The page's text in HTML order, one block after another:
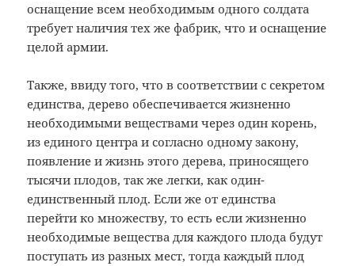
оснащение всем необходимым одного солдата
требует наличия тех же фабрик, что и оснащение
целой армии.
Также, ввиду того, что в соответствии с секретом
единства, дерево обеспечивается жизненно
необходимыми веществами через один корень,
из единого центра и согласно одному закону,
появление и жизнь этого дерева, приносящего
тысячи плодов, так же легки, как один-
единственный плод. Если же от единства
перейти ко множеству, то есть если жизненно
необходимые вещества для каждого плода будут
поступать из разных мест, тогда каждый плод